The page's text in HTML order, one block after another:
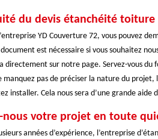
du devis étanchéité toiture
YD Couverture 72, vous pouvez
est nécessaire si vous souhaitez
directement sur notre page. Servez-vous
manquez pas de préciser la nature du
installer. Cela nous sera d’une grande aide
nous votre projet en toute
années d’expérience, l’entreprise